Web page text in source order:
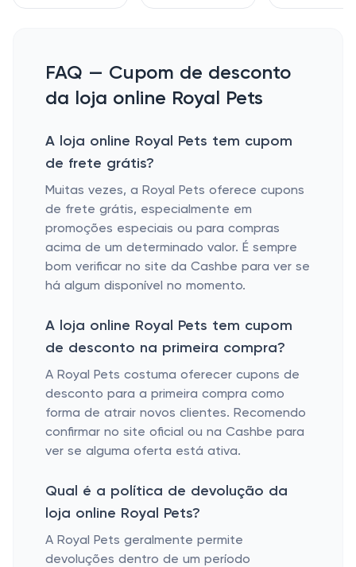
FAQ — Cupom de desconto
da loja online Royal Pets
A loja online Royal Pets tem cupom
de frete grátis?
Muitas vezes, a Royal Pets oferece cupons
de frete grátis, especialmente em
promoções especiais ou para compras
acima de um determinado valor. É sempre
bom verificar no site da Cashbe para ver se
há algum disponível no momento.
A loja online Royal Pets tem cupom
de desconto na primeira compra?
A Royal Pets costuma oferecer cupons de
desconto para a primeira compra como
forma de atrair novos clientes. Recomendo
confirmar no site oficial ou na Cashbe para
ver se alguma oferta está ativa.
Qual é a política de devolução da
loja online Royal Pets?
A Royal Pets geralmente permite
devoluções dentro de um período